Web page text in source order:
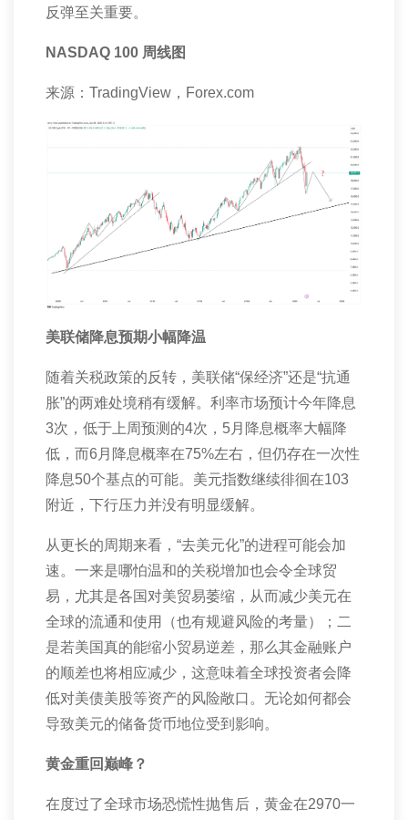
反弹至关重要。
NASDAQ 100 周线图
来源： TradingView ， Forex.com
美联储降息预期小幅降温
随着关税政策的反转，美联储“保经济”还是“抗通
胀”的两难处境稍有缓解。利率市场预计今年降息
3次，低于上周预测的4次， 5月降息概率大幅降
低，而6 月降息概率在75%左右，但仍存在一次性
降息50个基点的可能。美元指数继续徘徊在103
附近，下行压力并没有明显缓解。
从更长的周期来看，“去美元化”的进程可能会加
速。一来是哪怕温和的关税增加也会令全球贸
易，尤其是各国对美贸易萎缩，从而减少美元在
全球的流通和使用（也有规避风险的考量）；二
是若美国真的能缩小贸易逆差，那么其金融账户
的顺差也将相应减少，这意味着全球投资者会降
低对美债美股等资产的风险敞口。无论如何都会
导致美元的储备货币地位受到影响。
黄金重回巅峰？
在度过了全球市场恐慌性抛售后，黄金在2970一